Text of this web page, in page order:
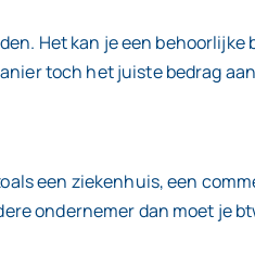
Het kan je een
toch het juiste bedrag
een ziekenhuis, een
ondernemer dan moet je